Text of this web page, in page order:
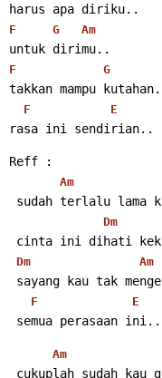
harus apa diriku..
F G Am
untuk dirimu..
F G
takkan mampu
F E
rasa ini sendirian..
Reff :
Am
sudah terlalu lama
Dm
cinta ini dihati
Dm Am
sayang kau tak
F E
semua perasaan ini..
Am
cukuplah sudah kau